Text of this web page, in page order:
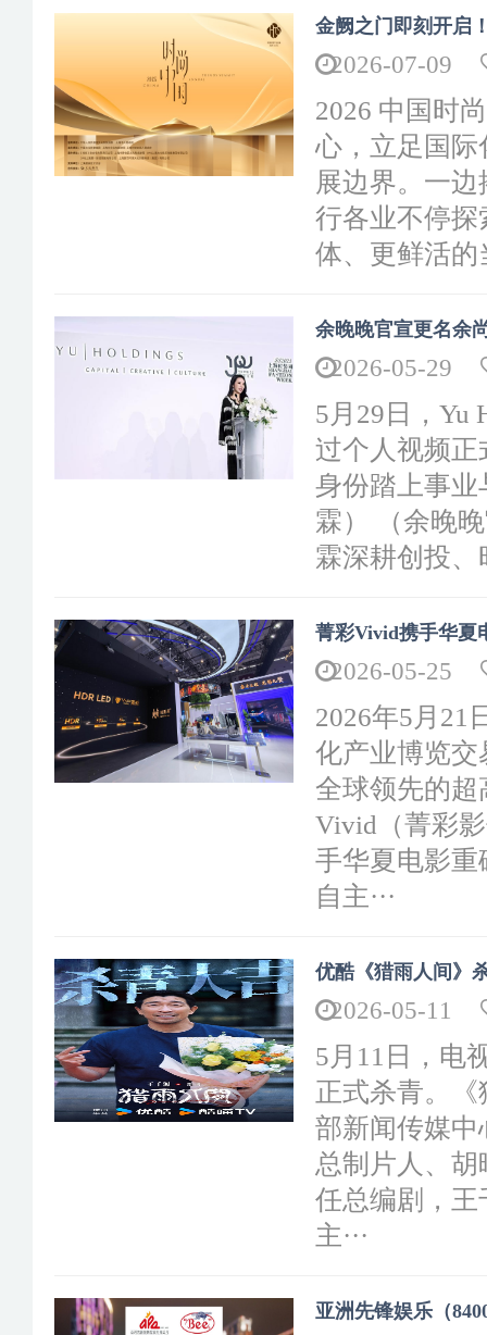
金阙之门即刻开启
2026-07-09
2026 中国时
心，立足国
展边界。一
行各业不停探
体、更鲜活的
余晚晚官宣更名余
2026-05-29
5月29日，Yu
过个人视频
身份踏上事业
霖） （余晚
霖深耕创投、
菁彩Vivid携手华夏
2026-05-25
2026年5月21
化产业博览
全球领先的
Vivid（菁彩
手华夏电影
自主···
优酷《猎雨人间》
2026-05-11
5月11日，电
正式杀青。
部新闻传媒
总制片人、
任总编剧，
主···
亚洲先锋娱乐（